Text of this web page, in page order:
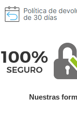
Nuestras